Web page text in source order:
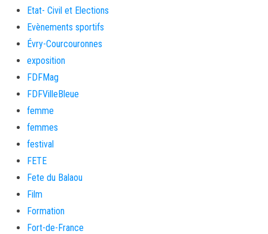
Etat- Civil et Elections
Evènements sportifs
Évry-Courcouronnes
exposition
FDFMag
FDFVilleBleue
femme
femmes
festival
FETE
Fete du Balaou
Film
Formation
Fort-de-France